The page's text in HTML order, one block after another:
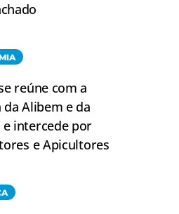
reúne com a
da Alibem e da
e intercede por
e Apicultores